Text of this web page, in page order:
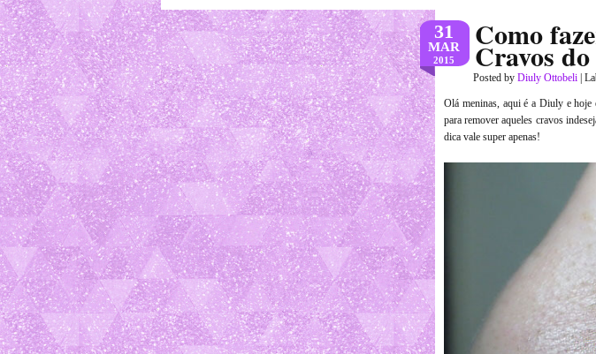
31
MAR
2015
Como
Cravos
Posted by Diuly Ottobeli |
Olá meninas, aqui é a Diuly e hoje
para remover aqueles cravos
dica vale super apenas!